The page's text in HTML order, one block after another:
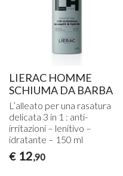
LIERAC HOMME
SCHIUMA DA BARBA
L’alleato per una rasatura
delicata 3 in 1 : anti-
irritazioni – lenitivo –
idratante – 150 ml
€ 12,90